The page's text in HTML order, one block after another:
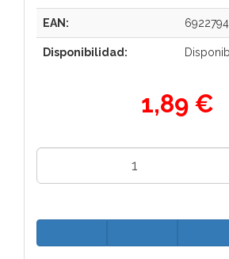
EAN:
Disponibilidad:
1,89 €